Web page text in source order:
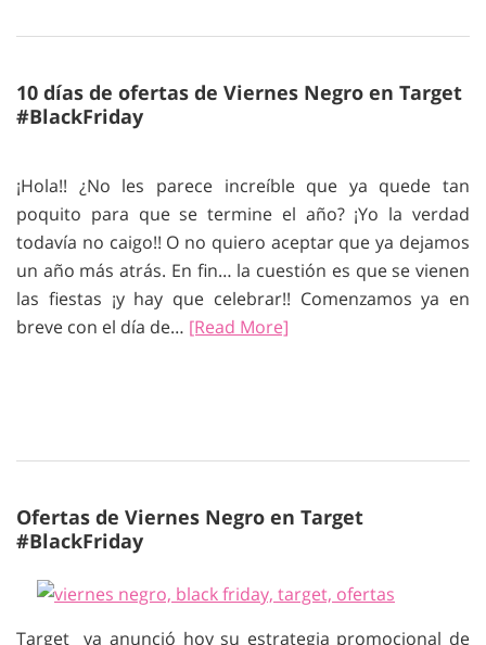
10 días de ofertas de Viernes Negro en Target
#BlackFriday
¡Hola!! ¿No les parece increíble que ya quede tan
poquito para que se termine el año? ¡Yo la verdad
todavía no caigo!! O no quiero aceptar que ya dejamos
un año más atrás. En fin… la cuestión es que se vienen
las fiestas ¡y hay que celebrar!! Comenzamos ya en
breve con el día de… [Read More]
Ofertas de Viernes Negro en Target
#BlackFriday
Target ya anunció hoy su estrategia promocional de